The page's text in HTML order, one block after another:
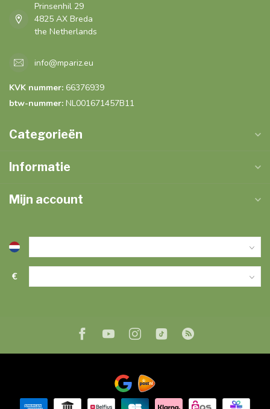
Prinsenhil 29
4825 AX Breda
the Netherlands
info@mpariz.eu
KVK nummer: 66376939
btw-nummer: NL001671457B11
Categorieën
Informatie
Mijn account
€